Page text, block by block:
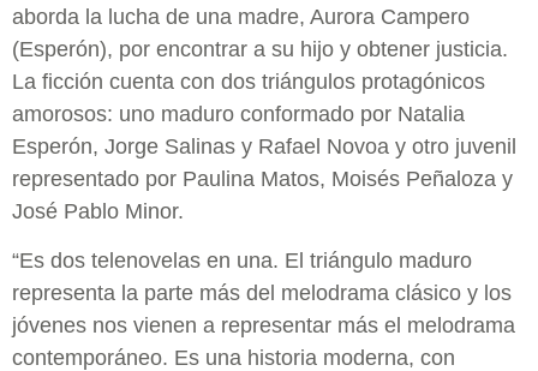
aborda la lucha de una madre, Aurora Campero
(Esperón), por encontrar a su hijo y obtener justicia.
La ficción cuenta con dos triángulos protagónicos
amorosos: uno maduro conformado por Natalia
Esperón, Jorge Salinas y Rafael Novoa y otro juvenil
representado por Paulina Matos, Moisés Peñaloza y
José Pablo Minor.
“Es dos telenovelas en una. El triángulo maduro
representa la parte más del melodrama clásico y los
jóvenes nos vienen a representar más el melodrama
contemporáneo. Es una historia moderna, con